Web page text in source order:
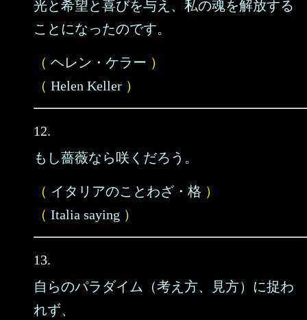
光と希望と喜びを与え、私の魂を解放する
ことになったのです。
（ ヘレン・ケラー ）
（ Helen Keller ）
12.
もし薔薇なら咲くだろう。
（ イタリアのことわざ・格 ）
（ Italia saying ）
13.
自らのパラダイム（考え方、見方）に捉わ
れず、